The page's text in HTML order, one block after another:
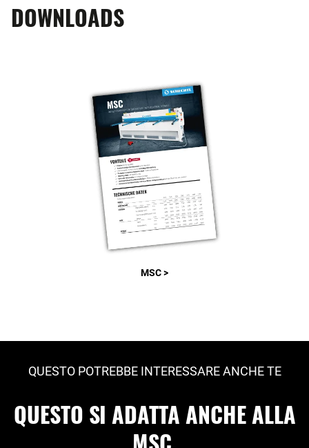
DOWNLOADS
MSC >
QUESTO POTREBBE INTERESSARE ANCHE TE
QUESTO SI ADATTA ANCHE ALLA